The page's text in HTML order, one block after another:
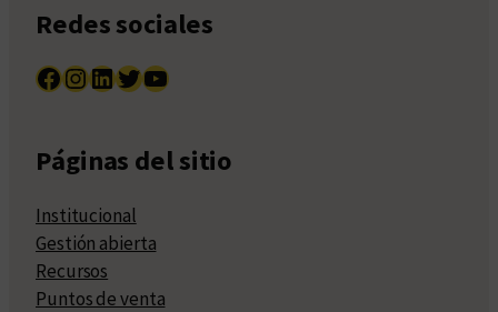
Redes sociales
Facebook InstagramLinkedIn Twitter YouTube
Páginas del sitio
Institucional
Gestión abierta
Recursos
Puntos de venta